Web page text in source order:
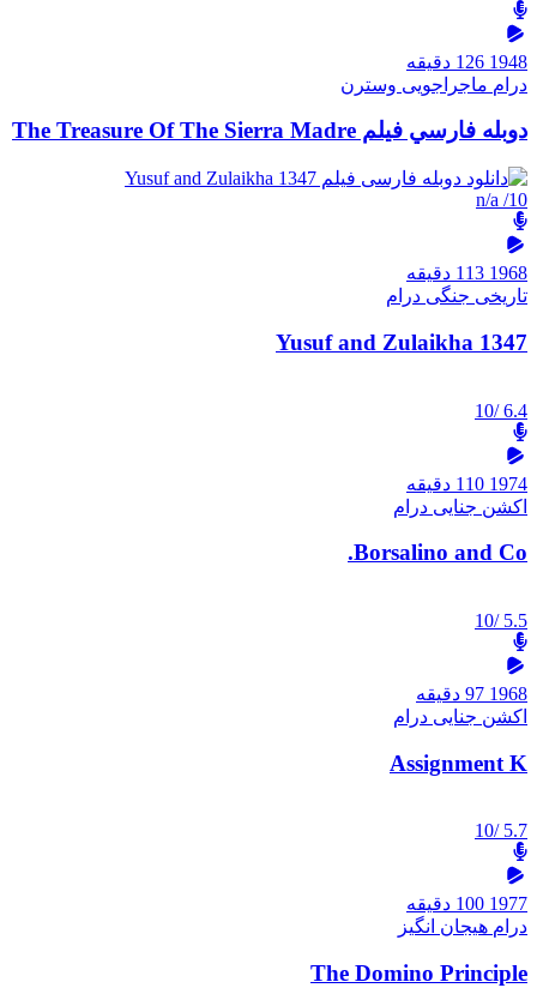
1948 126 دقیقه
درام ماجراجویی وسترن
دوبله فارسي فيلم The Treasure Of The Sierra Madre
n/a /10
1968 113 دقیقه
تاریخی جنگی درام
Yusuf and Zulaikha 1347
6.4
/10
1974 110 دقیقه
اکشن جنایی درام
Borsalino and Co.
5.5
/10
1968 97 دقیقه
اکشن جنایی درام
Assignment K
5.7
/10
1977 100 دقیقه
درام هیجان انگیز
The Domino Principle